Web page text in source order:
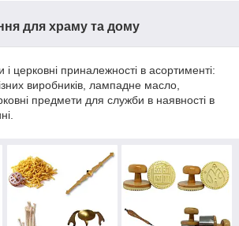
для храму та дому
і церковні приналежності в асортименті:
виробників, лампадне масло,
предмети для служби в наявності в